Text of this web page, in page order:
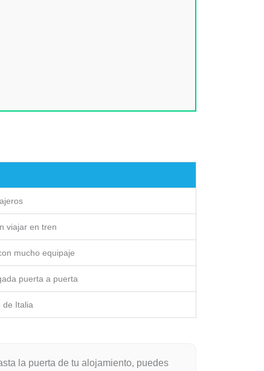
viajar en tren
mucho equipaje
puerta a puerta
de Italia
la puerta de tu alojamiento, puedes